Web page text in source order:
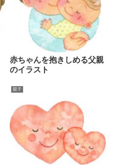
赤ちゃんを抱きしめる父親
のイラスト
親子